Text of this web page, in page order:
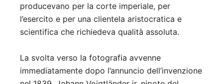
producevano per la corte imperiale, per
l’esercito e per una clientela aristocratica e
scientifica che richiedeva qualità assoluta.
La svolta verso la fotografia avvenne
immediatamente dopo l’annuncio dell’invenzione